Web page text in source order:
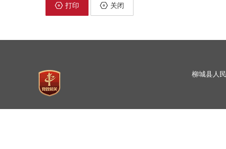
打印 关闭
柳城县人